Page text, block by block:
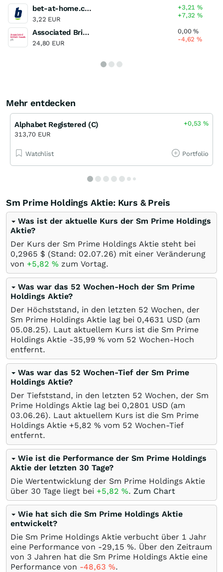
bet-at-home.com
3,22 EUR
+3,21%
+7,32%
Associated British Foods
24,80 EUR
0,00%
-4,62%
Mehr entdecken
Alphabet Registered (C)
313,70 EUR
+0,53%
Watchlist Portfolio
Sm Prime Holdings Aktie: Kurs & Preis
Was ist der aktuelle Kurs der Sm Prime Holdings
Aktie?
Der Kurs der Sm Prime Holdings Aktie steht bei
0,2965 $ (Stand: 02.07.26) mit einer Veränderung
von +5,82 % zum Vortag.
Was war das 52 Wochen-Hoch der Sm Prime
Holdings Aktie?
Der Höchststand, in den letzten 52 Wochen, der
Sm Prime Holdings Aktie lag bei 0,4631 USD (am
05.08.25). Laut aktuellem Kurs ist die Sm Prime
Holdings Aktie -35,99 % vom 52 Wochen-Hoch
entfernt.
Was war das 52 Wochen-Tief der Sm Prime
Holdings Aktie?
Der Tiefststand, in den letzten 52 Wochen, der Sm
Prime Holdings Aktie lag bei 0,2801 USD (am
03.06.26). Laut aktuellem Kurs ist die Sm Prime
Holdings Aktie +5,82 % vom 52 Wochen-Tief
entfernt.
Wie ist die Performance der Sm Prime Holdings
Aktie der letzten 30 Tage?
Die Wertentwicklung der Sm Prime Holdings Aktie
über 30 Tage liegt bei +5,82 %. Zum Chart
Wie hat sich die Sm Prime Holdings Aktie
entwickelt?
Die Sm Prime Holdings Aktie verbucht über 1 Jahr
eine Performance von -29,15 %. Über den Zeitraum
von 3 Jahren hat die Sm Prime Holdings Aktie eine
Performance von -48,63 %.